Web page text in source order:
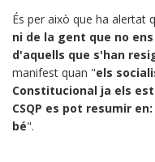
És per això que ha alertat
ni de la gent que no
d'aquells que s'han
manifest quan "els
Constitucional ja els
CSQP es pot resumir
bé".